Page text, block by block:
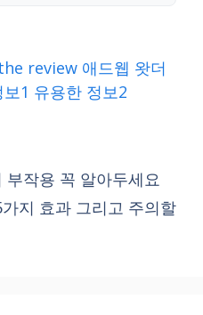
review 애드웹 왓더
1 유용한 정보2
작용 꼭 알아두세요
지 효과 그리고 주의할